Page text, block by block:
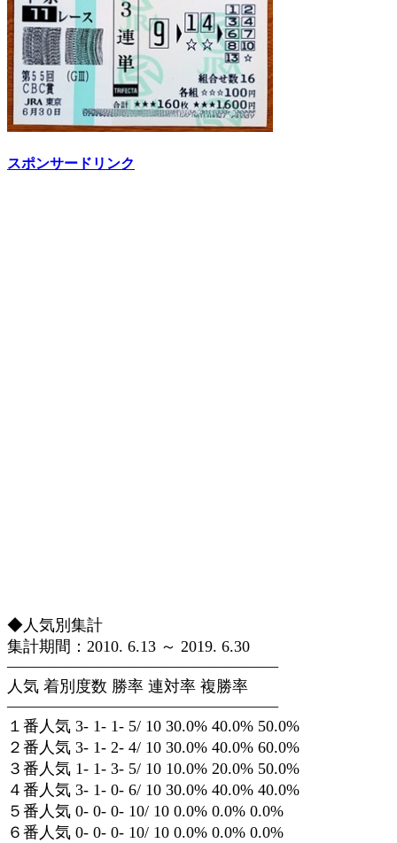
スポンサードリンク
◆人気別集計
集計期間：2010. 6.13 ～ 2019. 6.30
—————————————————
人気 着別度数 勝率 連対率 複勝率
—————————————————
１番人気 3- 1- 1- 5/ 10 30.0% 40.0% 50.0%
２番人気 3- 1- 2- 4/ 10 30.0% 40.0% 60.0%
３番人気 1- 1- 3- 5/ 10 10.0% 20.0% 50.0%
４番人気 3- 1- 0- 6/ 10 30.0% 40.0% 40.0%
５番人気 0- 0- 0- 10/ 10 0.0% 0.0% 0.0%
６番人気 0- 0- 0- 10/ 10 0.0% 0.0% 0.0%